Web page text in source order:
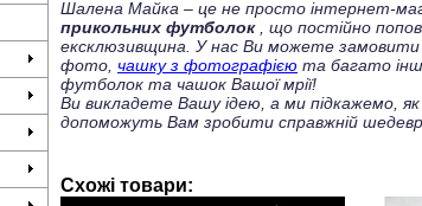
Шалена Майка – це не просто інтернет-
прикольних футболок, що постійно
ексклюзивщина. У нас Ви можете замовити
фото, чашку з фотографією та багато
футболок та чашок Вашої мрії!
Ви викладете Вашу ідею, а ми підкажемо,
допоможуть Вам зробити справжній шедевр.
Схожі товари: